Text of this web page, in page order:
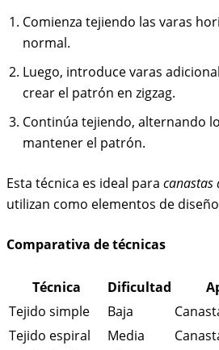
Comienza tejiendo las varas
normal.
Luego, introduce varas
crear el patrón en zigzag.
Continúa tejiendo, alternando
mantener el patrón.
Esta técnica es ideal para canastas
utilizan como elementos de
Comparativa de técnicas
Técnica Dificultad
Tejido simple
Baja
Tejido espiral
Media